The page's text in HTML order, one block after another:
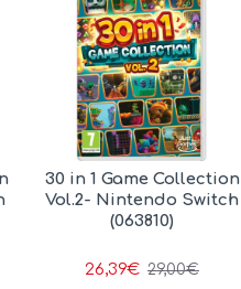
30 in 1 Game Collection
Vol.2- Nintendo Switch
(063810)
26,39€ 29,00€